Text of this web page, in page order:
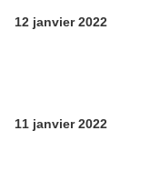
12 janvier 2022
11 janvier 2022